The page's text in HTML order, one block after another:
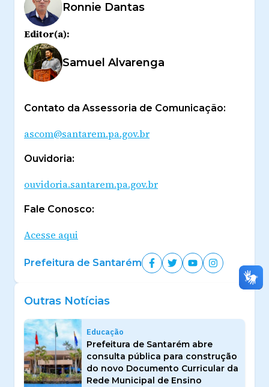
Ronnie Dantas
Editor(a):
Samuel Alvarenga
Contato da Assessoria de Comunicação:
ascom@santarem.pa.gov.br
Ouvidoria:
ouvidoria.santarem.pa.gov.br
Fale Conosco:
Acesse aqui
Prefeitura de Santarém
Outras Notícias
Educação
Prefeitura de Santarém abre
consulta pública para construção
do novo Documento Curricular da
Rede Municipal de Ensino